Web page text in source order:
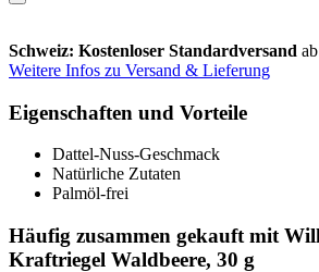
Schweiz: Kostenloser Standardversand
Weitere Infos zu Versand & Lieferung
Eigenschaften und Vorteile
Dattel-Nuss-Geschmack
Natürliche Zutaten
Palmöl-frei
Häufig zusammen gekauft mit
Kraftriegel Waldbeere, 30 g